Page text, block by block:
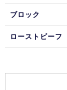
ブロック
ローストビーフ